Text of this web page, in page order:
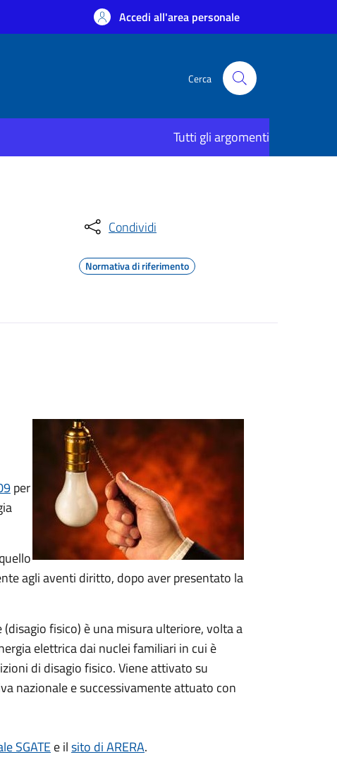
Accedi all'area personale
Cerca
Tutti gli argomenti
Condividi
Normativa di riferimento
per
agli aventi diritto, dopo aver presentato la
fisico) è unamisura ulteriore, volta a
elettrica dai nuclei familiari in cui è
di disagio fisico. Viene attivato su
nazionale e successivamente attuato con
SGATEe ilsito di ARERA.